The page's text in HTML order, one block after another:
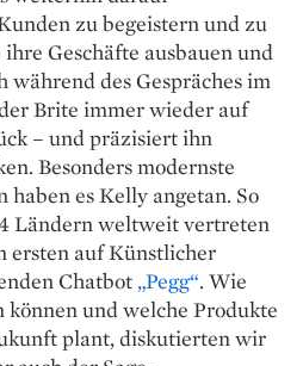
zu begeistern und zu
Geschäfte ausbauen und
während des Gespräches im
Brite immer wieder auf
– und präzisiert ihn
Besonders modernste
haben es Kelly angetan. So
Ländern weltweit vertreten
ersten auf Künstlicher
Chatbot „Pegg“. Wie
und welche Produkte
plant, diskutierten wir